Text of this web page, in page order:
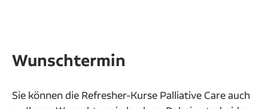
Wunschtermin
Sie können die Refresher-Kurse Palliative Care auch